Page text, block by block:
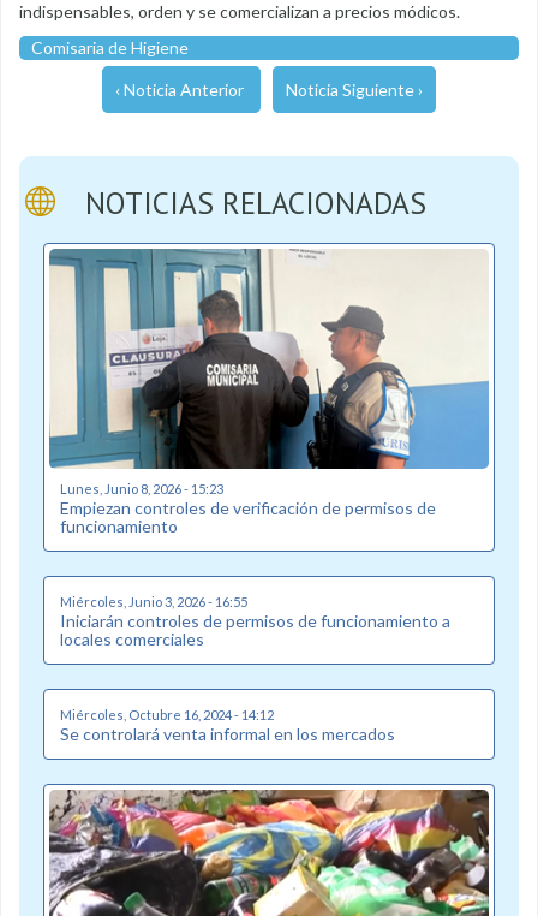
indispensables, orden y se comercializan a precios módicos.
Comisaria de Higiene
‹ Noticia Anterior Noticia Siguiente ›
NOTICIAS RELACIONADAS
Lunes, Junio 8, 2026 - 15:23
Empiezan controles de verificación de permisos de
funcionamiento
Miércoles, Junio 3, 2026 - 16:55
Iniciarán controles de permisos de funcionamiento a
locales comerciales
Miércoles, Octubre 16, 2024 - 14:12
Se controlará venta informal en los mercados